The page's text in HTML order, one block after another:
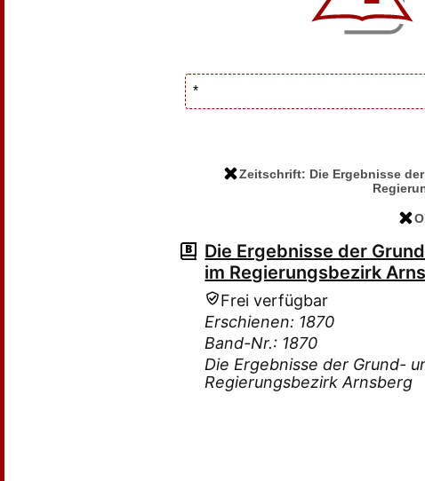
Zeitschrift: Die Ergebnisse
Die Ergebnisse der
im Regierungsbezirk
Frei verfügbar
Erschienen: 1870
Band-Nr.: 1870
Die Ergebnisse der Grund-
Regierungsbezirk Arnsberg